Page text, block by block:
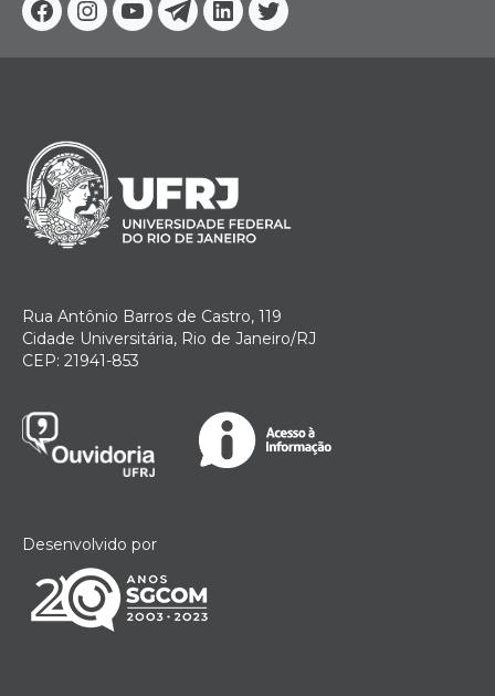
Facebook
Instagram
YoutubeTelegram
Linkedin
Twitter
Rua Antônio Barros de Castro, 119
Cidade Universitária, Rio de Janeiro/RJ
CEP: 21941-853
Desenvolvido por